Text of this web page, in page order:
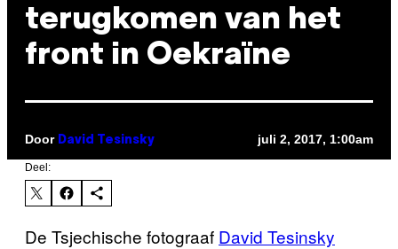
terugkomen van het
front in Oekraïne
Door David Tesinsky juli 2, 2017, 1:00am
Deel:
De Tsjechische fotograaf David Tesinsky